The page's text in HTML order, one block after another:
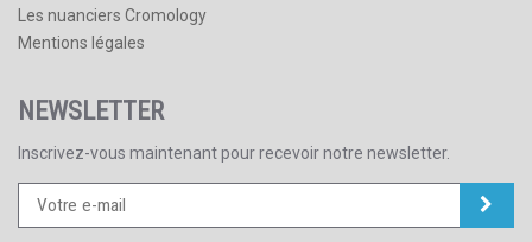
Les nuanciers Cromology
Mentions légales
NEWSLETTER
Inscrivez-vous maintenant pour recevoir notre newsletter.